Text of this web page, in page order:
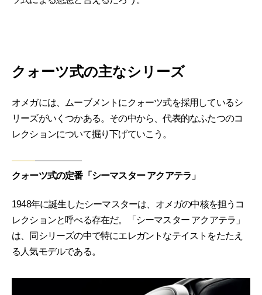
クォーツ式の主なシリーズ
オメガには、ムーブメントにクォーツ式を採用しているシ
リーズがいくつかある。その中から、代表的なふたつのコ
レクションについて掘り下げていこう。
クォーツ式の定番「シーマスター アクアテラ」
1948年に誕生したシーマスターは、オメガの中核を担うコ
レクションと呼べる存在だ。「シーマスター アクアテラ」
は、同シリーズの中で特にエレガントなテイストをたたえ
る人気モデルである。